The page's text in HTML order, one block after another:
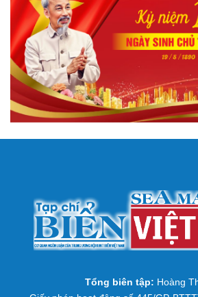
Tổng biên tập: Hoàng